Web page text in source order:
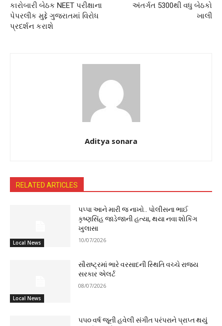
કારોબારી બેઠક NEET પરીક્ષાના
પેપરલીક મુદ્દે ગુજરાતમાં વિરોધ
પ્રદર્શન કરાશે
અંતર્ગત 5300થી વધુ બેઠકો
ખાલી
Aditya sonara
RELATED ARTICLES
Local News
પપ્પા આને મારી જ નાખો.. પોલીસના ભાઈ
કૃષ્ણસિંહ જાડેજાની હત્યા, થયા નવા શોકિંગ
ખુલાસા
10/07/2026
Local News
સૌરાષ્ટ્રમાં ભારે વરસાદની સ્થિતિ વચ્ચે રાજ્ય
સરકાર એલર્ટ
08/07/2026
૫૫૦ વર્ષ જૂની હવેલી સંગીત પરંપરાને પ્રાપ્ત થયું